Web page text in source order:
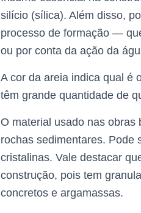
silício (sílica). Além disso,
processo de formação —
ou por conta da ação da
A cor da areia indica qual é
têm grande quantidade de
O material usado nas
rochas sedimentares. Pode
cristalinas. Vale destacar
construção, pois tem
concretos e argamassas.